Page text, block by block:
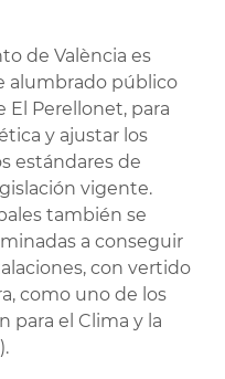
de València es
alumbrado público
El Perellonet, para
y ajustar los
estándares de
vigente.
también se
a conseguir
con vertido
como uno de los
para el Clima y la